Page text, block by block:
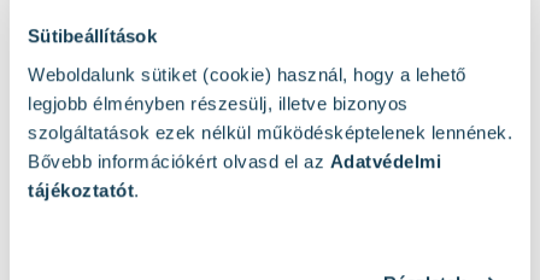
Sütibeállítások
Weboldalunk sütiket (cookie) használ, hogy a lehető
legjobb élményben részesülj, illetve bizonyos
szolgáltatások ezek nélkül működésképtelenek lennének.
Bővebb információkért olvasd el az Adatvédelmi
tájékoztatót.